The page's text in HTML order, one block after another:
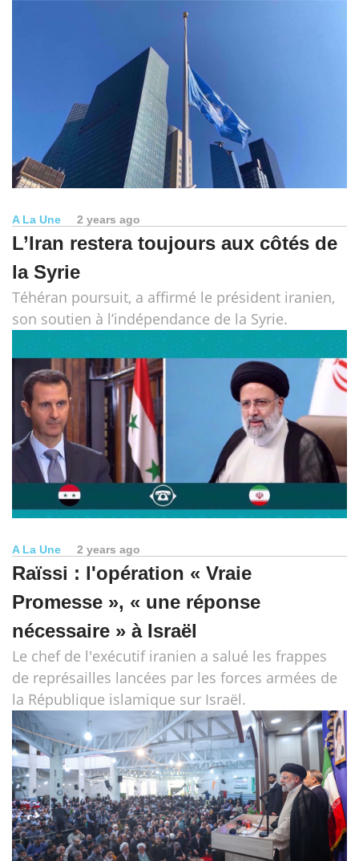
A La Une 2 years ago
L’Iran restera toujours aux côtés de
la Syrie
Téhéran poursuit, a affirmé le président iranien,
son soutien à l’indépendance de la Syrie.
A La Une 2 years ago
Raïssi : l'opération « Vraie
Promesse », « une réponse
nécessaire » à Israël
Le chef de l'exécutif iranien a salué les frappes
de représailles lancées par les forces armées de
la République islamique sur Israël.